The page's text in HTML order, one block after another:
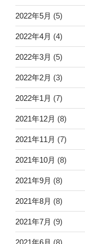
2022年5月 (5)
2022年4月 (4)
2022年3月 (5)
2022年2月 (3)
2022年1月 (7)
2021年12月 (8)
2021年11月 (7)
2021年10月 (8)
2021年9月 (8)
2021年8月 (8)
2021年7月 (9)
2021年6月 (8)